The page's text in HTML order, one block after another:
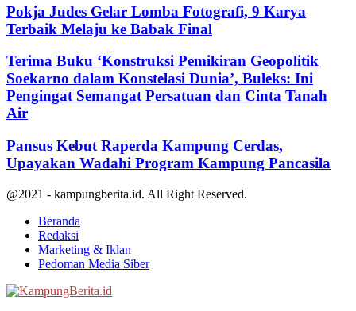
Pokja Judes Gelar Lomba Fotografi, 9 Karya
Terbaik Melaju ke Babak Final
Terima Buku ‘Konstruksi Pemikiran Geopolitik
Soekarno dalam Konstelasi Dunia’, Buleks: Ini
Pengingat Semangat Persatuan dan Cinta Tanah
Air
Pansus Kebut Raperda Kampung Cerdas,
Upayakan Wadahi Program Kampung Pancasila
@2021 - kampungberita.id. All Right Reserved.
Beranda
Redaksi
Marketing & Iklan
Pedoman Media Siber